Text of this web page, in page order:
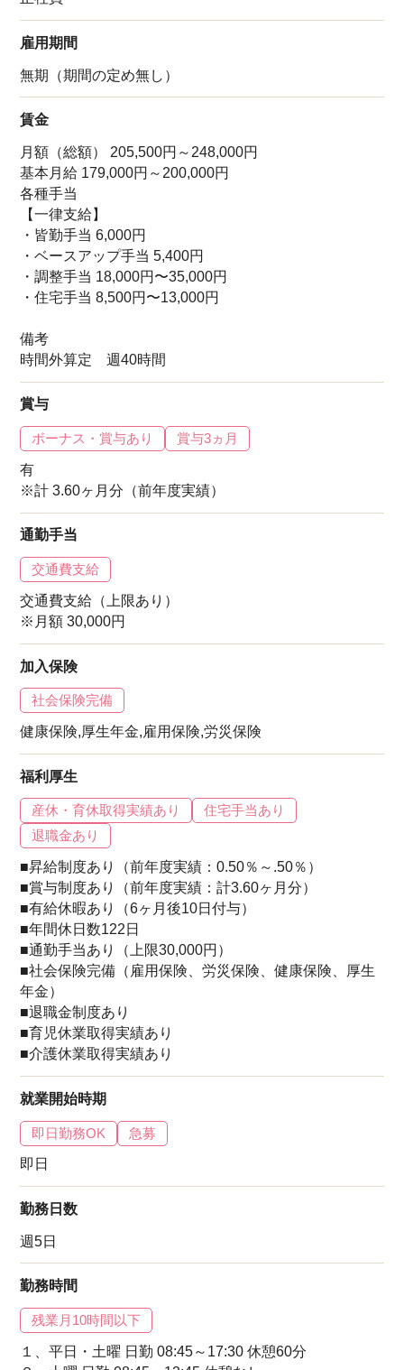
雇用期間
無期（期間の定め無し）
賃金
月額（総額） 205,500円～248,000円
基本月給 179,000円～200,000円
各種手当
【一律支給】
・皆勤手当 6,000円
・ベースアップ手当 5,400円
・調整手当 18,000円〜35,000円
・住宅手当 8,500円〜13,000円
備考
時間外算定 週40時間
賞与
ボーナス・賞与あり 賞与3ヵ月
有
※計 3.60ヶ月分（前年度実績）
通勤手当
交通費支給
交通費支給（上限あり）
※月額 30,000円
加入保険
社会保険完備
健康保険,厚生年金,雇用保険,労災保険
福利厚生
産休・育休取得実績あり
住宅手当あり
退職金あり
■昇給制度あり（前年度実績：0.50％～.50％）
■賞与制度あり（前年度実績：計3.60ヶ月分）
■有給休暇あり（6ヶ月後10日付与）
■年間休日数122日
■通勤手当あり（上限30,000円）
■社会保険完備（雇用保険、労災保険、健康保険、厚生
年金）
■退職金制度あり
■育児休業取得実績あり
■介護休業取得実績あり
就業開始時期
即日勤務OK 急募
即日
勤務日数
週5日
勤務時間
残業月10時間以下
１、平日・土曜 日勤 08:45～17:30 休憩60分